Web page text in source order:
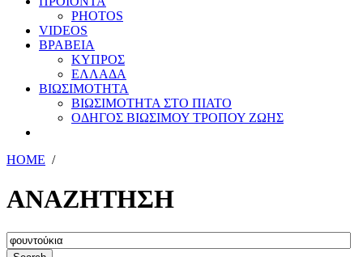
PHOTOS
VIDEOS
ΒΡΑΒΕΙΑ
ΚΥΠΡΟΣ
ΕΛΛΑΔΑ
ΒΙΩΣΙΜΟΤΗΤΑ
ΒΙΩΣΙΜΟΤΗΤΑ ΣΤΟ ΠΙΑΤΟ
ΟΔΗΓΟΣ ΒΙΩΣΙΜΟΥ ΤΡΟΠΟΥ ΖΩΗΣ
HOME /
ΑΝΑΖΗΤΗΣΗ